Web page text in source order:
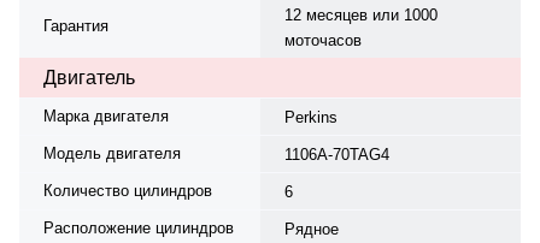
Гарантия
12 месяцев или 1000
моточасов
Двигатель
Марка двигателя
Perkins
Модель двигателя
1106A-70TAG4
Количество цилиндров
6
Расположение цилиндров
Рядное